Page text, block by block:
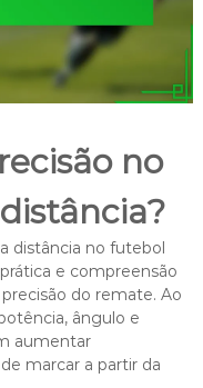
no
distância no futebol
e compreensão
do remate. Ao
ângulo e
aumentar
marcar a partir da